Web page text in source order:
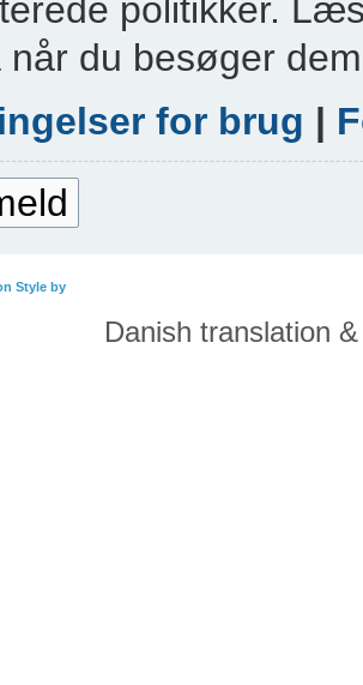
politikker.
når du besøger
for brug |
Style by
Danish translation